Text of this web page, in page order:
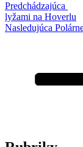
Predchádzajúca
lyžami na Hoverlu
Ďalší
Nasledujúca